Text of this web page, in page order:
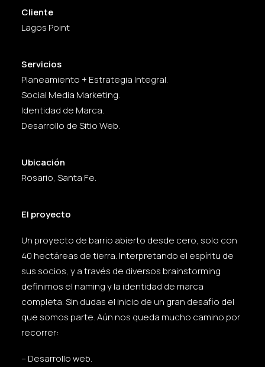
Cliente
Lagos Point
Servicios
Planeamiento + Estrategia Integral.
Social Media Marketing.
Identidad de Marca.
Desarrollo de Sitio Web.
Ubicación
Rosario, Santa Fe.
El proyecto
Un proyecto de barrio abierto desde cero, solo con
40 hectáreas de tierra. Interpretando el espíritu de
sus socios, y a través de diversos brainstorming
definimos el naming y la identidad de marca
completa. Sin dudas el inicio de un gran desafio del
que somos parte. Aún nos queda mucho camino por
recorrer:
– Desarrollo web.